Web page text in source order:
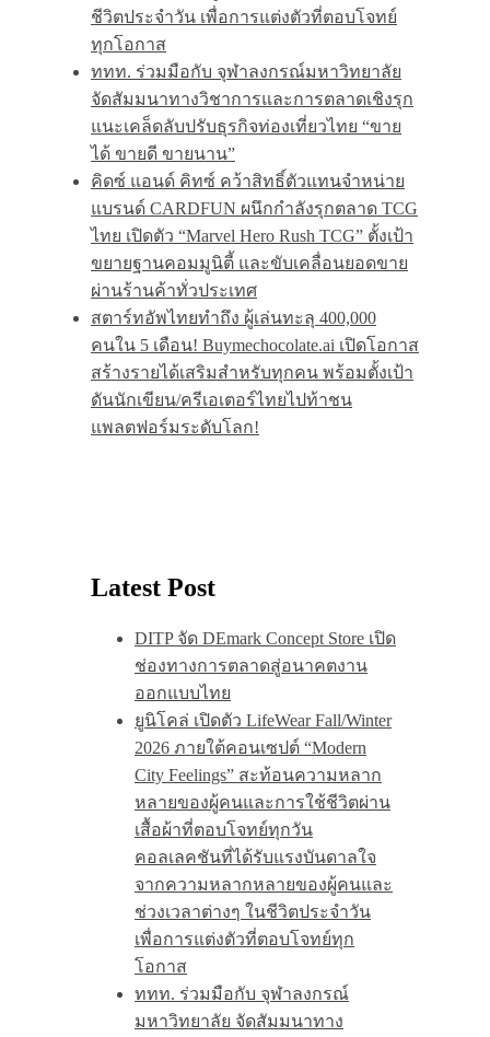
ชีวิตประจำวัน เพื่อการแต่งตัวที่ตอบโจทย์
ทุกโอกาส
ททท. ร่วมมือกับ จุฬาลงกรณ์มหาวิทยาลัย
จัดสัมมนาทางวิชาการและการตลาดเชิงรุก
แนะเคล็ดลับปรับธุรกิจท่องเที่ยวไทย “ขาย
ได้ ขายดี ขายนาน”
คิดซ์ แอนด์ คิทซ์ คว้าสิทธิ์ตัวแทนจำหน่าย
แบรนด์ CARDFUN ผนึกกำลังรุกตลาด TCG
ไทย เปิดตัว “Marvel Hero Rush TCG” ตั้งเป้า
ขยายฐานคอมมูนิตี้ และขับเคลื่อนยอดขาย
ผ่านร้านค้าทั่วประเทศ
สตาร์ทอัพไทยทำถึง ผู้เล่นทะลุ 400,000
คนใน 5 เดือน! Buymechocolate.ai เปิดโอกาส
สร้างรายได้เสริมสำหรับทุกคน พร้อมตั้งเป้า
ดันนักเขียน/ครีเอเตอร์ไทยไปท้าชน
แพลตฟอร์มระดับโลก!
Latest Post
DITP จัด DEmark Concept Store เปิด
ช่องทางการตลาดสู่อนาคตงาน
ออกแบบไทย
ยูนิโคล่ เปิดตัว LifeWear Fall/Winter
2026 ภายใต้คอนเซปต์ “Modern
City Feelings” สะท้อนความหลาก
หลายของผู้คนและการใช้ชีวิตผ่าน
เสื้อผ้าที่ตอบโจทย์ทุกวัน
คอลเลคชันที่ได้รับแรงบันดาลใจ
จากความหลากหลายของผู้คนและ
ช่วงเวลาต่างๆ ในชีวิตประจำวัน
เพื่อการแต่งตัวที่ตอบโจทย์ทุก
โอกาส
ททท. ร่วมมือกับ จุฬาลงกรณ์
มหาวิทยาลัย จัดสัมมนาทาง